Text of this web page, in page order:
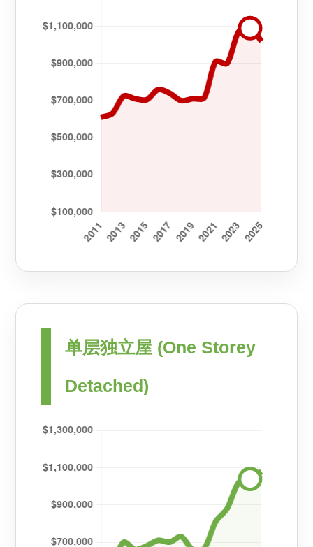
单层独立屋 (One Storey
Detached)